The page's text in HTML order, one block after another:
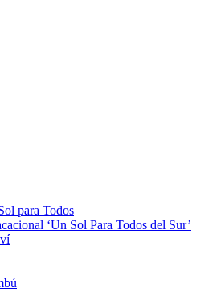
para Todos
‘Un Sol Para Todos del Sur’